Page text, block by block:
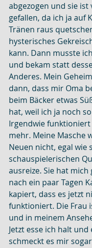
abgezogen und sie
gefallen, da ich ja auf
Tränen raus
hysterisches
kann. Dann musste
und bekam statt
Anderes. Mein
dann, dass mir Oma
beim Bäcker etwas
hat, weil ich ja noch
Irgendwie
mehr. Meine Masche
Neuen nicht, egal wie
schauspielerischen
ausreize. Sie hat mich
nach ein paar Tagen
kapiert, dass es jetzt
funktioniert. Die Frau
und in meinem
Jetzt esse ich halt
schmeckt es mir